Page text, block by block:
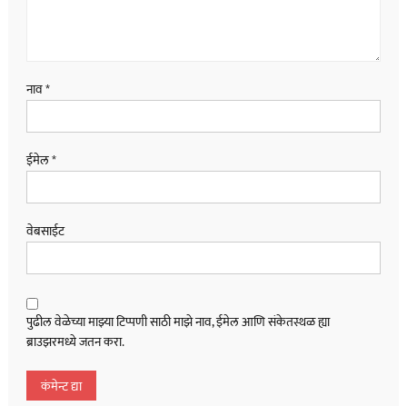
नाव*
ईमेल*
वेबसाईट
पुढील वेळेच्या माझ्या टिप्पणी साठी माझे नाव, ईमेल आणि संकेतस्थळ ह्या
ब्राउझरमध्ये जतन करा.